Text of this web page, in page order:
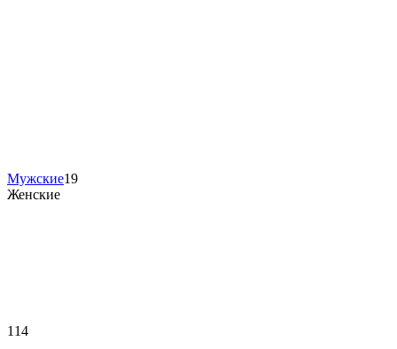
Мужские19
Женские
114